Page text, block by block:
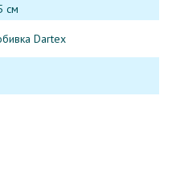
см
Dartex